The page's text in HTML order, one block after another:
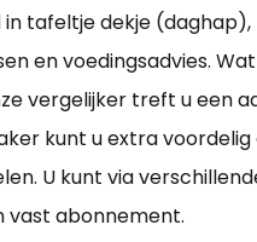
tafeltje dekje
en voedingsadvies.
vergelijker treft u een
kunt u extra
U kunt via
vast abonnement.